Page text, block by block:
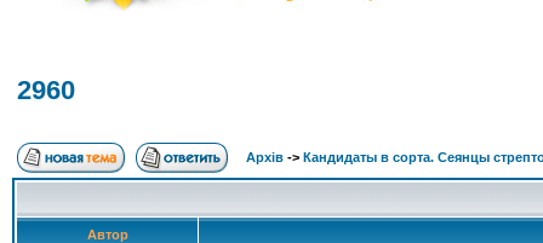
2960
Архів -> Кандидаты в сорта. Сеянцы
Автор